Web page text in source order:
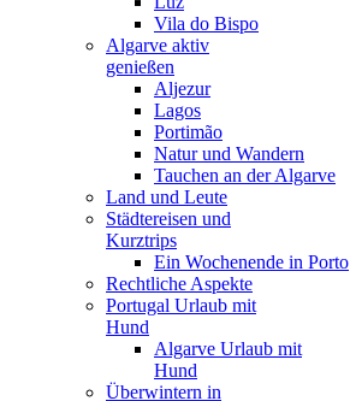
Vila do Bispo
Algarve aktiv
genießen
Aljezur
Lagos
Portimão
Natur und Wandern
Tauchen an der Algarve
Land und Leute
Städtereisen und
Kurztrips
Ein Wochenende in Porto
Rechtliche Aspekte
Portugal Urlaub mit
Hund
Algarve Urlaub mit
Hund
Überwintern in